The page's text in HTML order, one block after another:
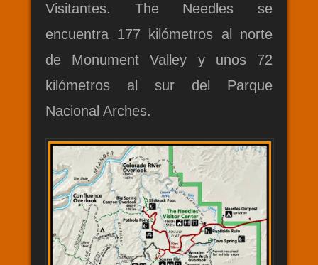
Visitantes. The Needles se
encuentra 177 kilómetros al norte
de Monument Valley y unos 72
kilómetros al sur del Parque
Nacional Arches.